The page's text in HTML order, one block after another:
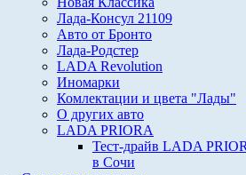
Лада-Консул 21109
Авто от Бронто
Лада-Родстер
LADA Revolution
Иномарки
Комлектации и цвета "Лады"
О других авто
LADA PRIORA
Тест-драйв LADA
в Сочи